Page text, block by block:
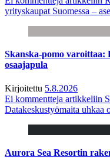
yrityskaupat Suomessa –
Skanska-pomo varoittaa:
osaajapula
Kirjoitettu 5.8.2026
Ei kommentteja artikkeliin
Datakeskustyömaita uhkaa
Aurora Sea Resortin